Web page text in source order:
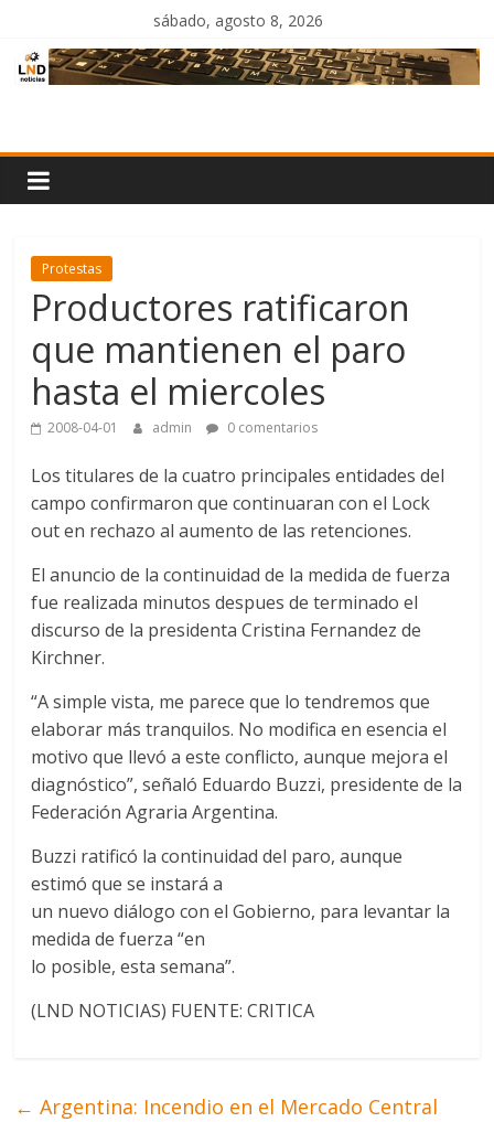
contenido
sábado, agosto 8, 2026
Noticias
Protestas
Productores ratificaron
que mantienen el paro
hasta el miercoles
2008-04-01 admin 0 comentarios
Los titulares de la cuatro principales entidades del
campo confirmaron que continuaran con el Lock
out en rechazo al aumento de las retenciones.
El anuncio de la continuidad de la medida de fuerza
fue realizada minutos despues de terminado el
discurso de la presidenta Cristina Fernandez de
Kirchner.
“A simple vista, me parece que lo tendremos que
elaborar más tranquilos. No modifica en esencia el
motivo que llevó a este conflicto, aunque mejora el
diagnóstico”, señaló Eduardo Buzzi, presidente de la
Federación Agraria Argentina.
Buzzi ratificó la continuidad del paro, aunque
estimó que se instará a
un nuevo diálogo con el Gobierno, para levantar la
medida de fuerza “en
lo posible, esta semana”.
(LND NOTICIAS) FUENTE: CRITICA
← Argentina: Incendio en el Mercado Central